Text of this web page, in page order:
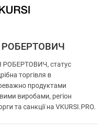
РОБЕРТОВИЧ, статус
торгівля в
продуктами
виробами, регіон
та санкції на VKURSI.PRO.